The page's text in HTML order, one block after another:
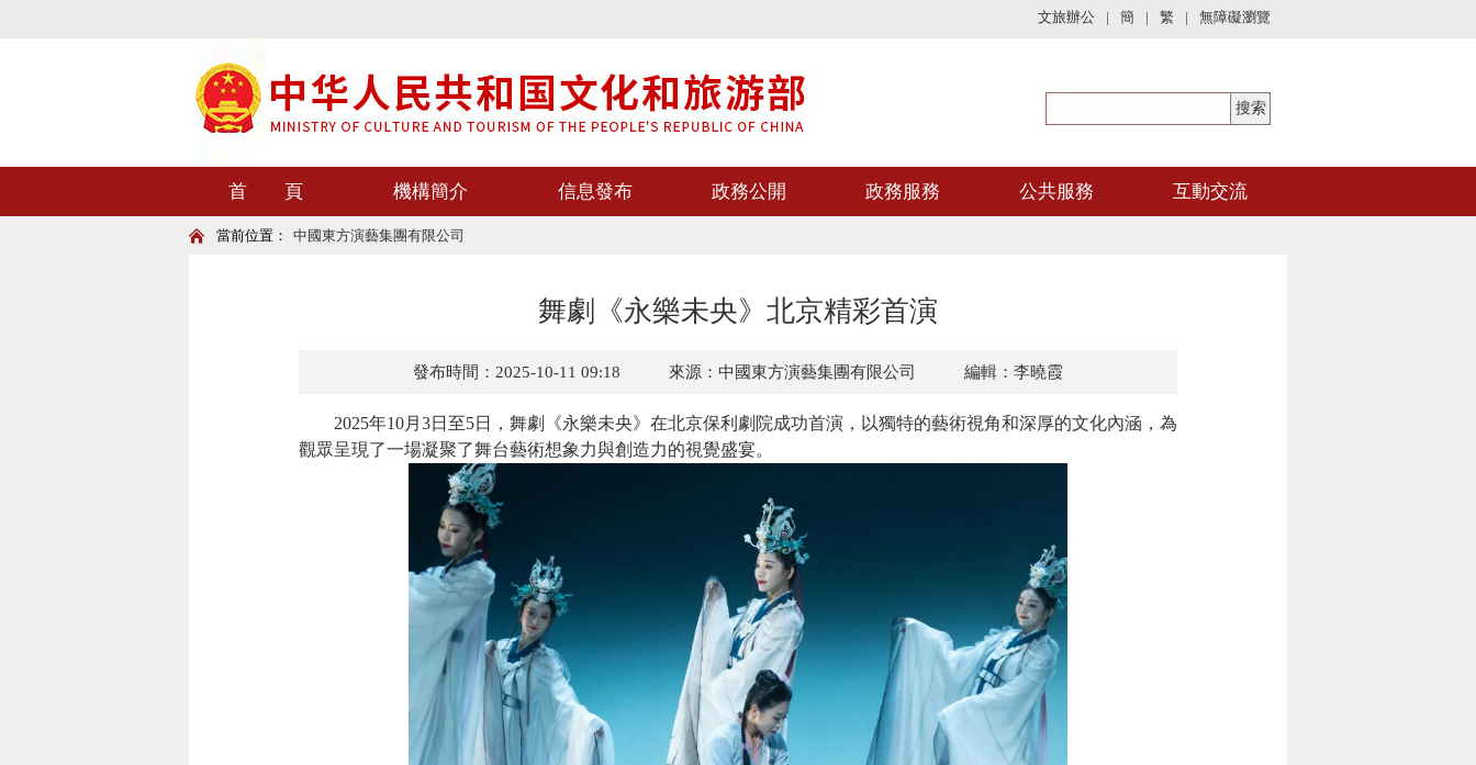
文旅辦公 | 簡 | 繁 | 無障礙瀏覽
首 頁 機構簡介 信息發布 政務公開 政務服務 公共服務 互動交流
當前位置： 中國東方演藝集團有限公司
舞劇《永樂未央》北京精彩首演
發布時間：2025-10-11 09:18 來源：中國東方演藝集團有限公司 編輯：李曉霞
2025年10月3日至5日，舞劇《永樂未央》在北京保利劇院成功首演，以獨特的藝術視角和深厚的文化內涵，為
觀眾呈現了一場凝聚了舞台藝術想象力與創造力的視覺盛宴。